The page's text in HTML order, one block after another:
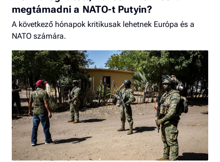
megtámadni a NATO-t Putyin?
A következő hónapok kritikusak lehetnek Európa és a
NATO számára.